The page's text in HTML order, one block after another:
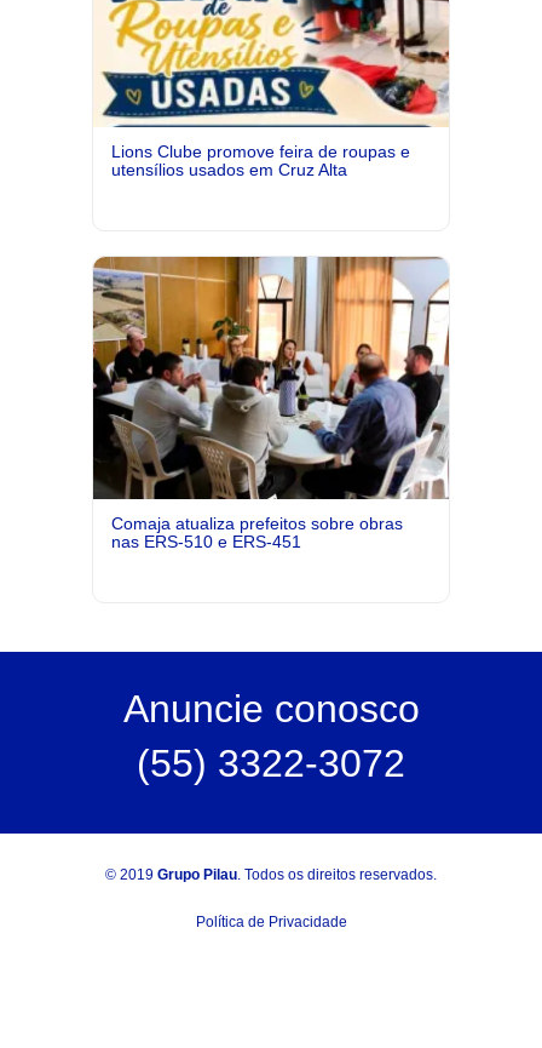
Lions Clube promove feira de roupas e
utensílios usados em Cruz Alta
Comaja atualiza prefeitos sobre obras
nas ERS-510 e ERS-451
Anuncie conosco
(55) 3322-3072
© 2019 Grupo Pilau . Todos os direitos reservados.
Política de Privacidade